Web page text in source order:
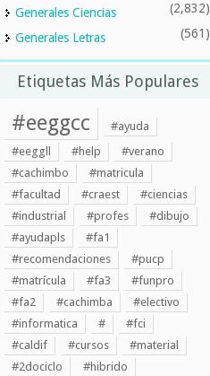
Generales Ciencias (2,832)
Generales Letras (561)
Etiquetas Más Populares
#eeggcc
#ayuda
#eeggll
#help
#verano
#cachimbo
#matricula
#facultad
#craest
#ciencias
#industrial
#profes
#dibujo
#ayudapls
#fa1
#recomendaciones
#pucp
#matrícula
#fa3
#funpro
#fa2
#cachimba
#electivo
#informatica
#
#fci
#caldif
#cursos
#material
#2dociclo
#hibrido